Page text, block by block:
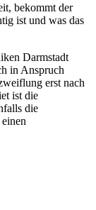
bekommt der
ist und was das
Darmstadt
in Anspruch
erst nach
ist die
die